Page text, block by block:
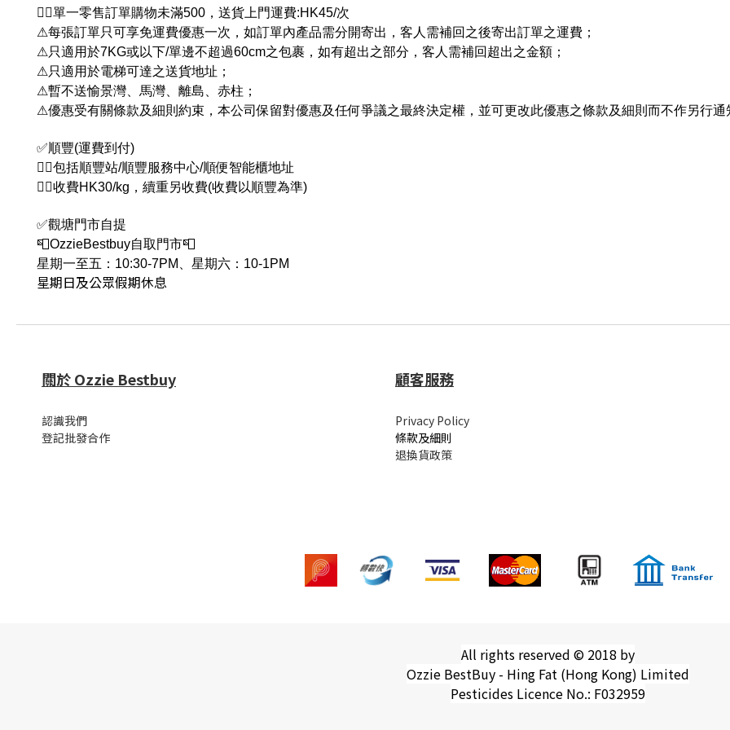
👉🏻單一零售訂單購物未滿500，送貨上門運費:HK45/次
⚠每張訂單只可享免運費優惠一次，如訂單內產品需分開寄出，客人需補回之後寄出訂單之運費；
⚠只適用於7KG或以下/單邊不超過60cm之包裹，如有超出之部分，客人需補回超出之金額；
⚠只適用於電梯可達之送貨地址；
⚠暫不送愉景灣、馬灣、離島、赤柱；
⚠優惠受有關條款及細則約束，本公司保留對優惠及任何爭議之最終決定權，並可更改此優惠之條款及細則而不作另行通
✅順豐(運費到付)
👉🏻包括順豐站/順豐服務中心/順便智能櫃地址
👉🏻收費HK30/kg，續重另收費(收費以順豐為準)
✅觀塘門市自提
📮OzzieBestbuy自取門市📮
星期一至五：10:30-7PM、星期六：10-1PM
星期日及公眾假期休息
關於 Ozzie Bestbuy
認識我們
登記批發合作
顧客服務
Privacy Policy
條款及細則
退換貨政策
All rights reserved © 2018 by
Ozzie BestBuy - Hing Fat (Hong Kong) Limited
Pesticides Licence No.: F032959